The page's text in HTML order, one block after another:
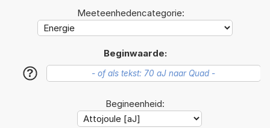
Meeteenhedencategorie:
Beginwaarde:
?
Begineenheid: